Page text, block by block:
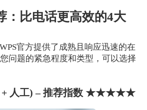
：比电话更高效的4大
官方提供了成熟且响应迅速的在
问题的紧急程度和类型，可以选择
+ 人工) – 推荐指数 ★★★★★